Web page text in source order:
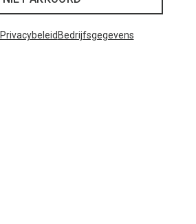
Privacybeleid Bedrijfsgegevens